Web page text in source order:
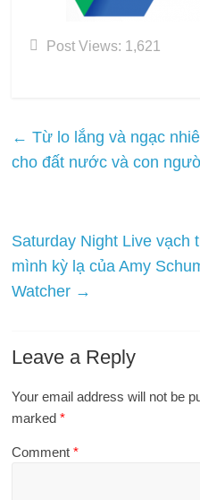
Post Views: 1,621
← Từ lo lắng và ngạc
cho đất nước và con
Saturday Night Live vạch
mình kỳ lạ của Amy
Watcher →
Leave a Reply
Your email address will not be
marked*
Comment*